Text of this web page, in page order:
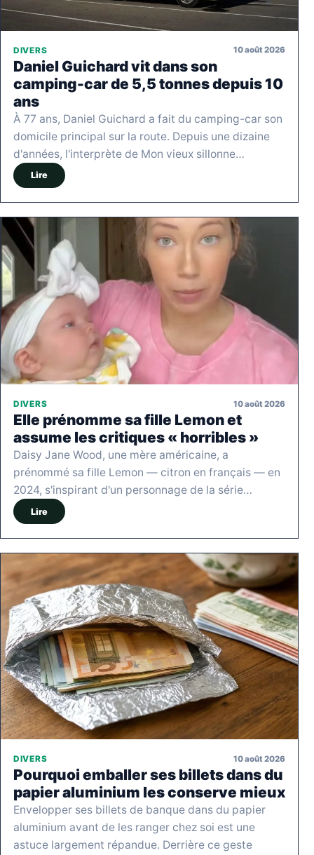
DIVERS 10 août 2026
Daniel Guichard vit dans son
camping-car de 5,5 tonnes depuis 10
ans
À 77 ans, Daniel Guichard a fait du camping-car son
domicile principal sur la route. Depuis une dizaine
d'années, l'interprète de Mon vieux sillonne…
Lire
DIVERS 10 août 2026
Elle prénomme sa fille Lemon et
assume les critiques « horribles »
Daisy Jane Wood, une mère américaine, a
prénommé sa fille Lemon — citron en français — en
2024, s'inspirant d'un personnage de la série…
Lire
DIVERS 10 août 2026
Pourquoi emballer ses billets dans du
papier aluminium les conserve mieux
Envelopper ses billets de banque dans du papier
aluminium avant de les ranger chez soi est une
astuce largement répandue. Derrière ce geste